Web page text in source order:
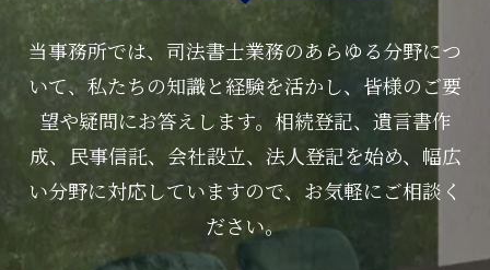
当事務所では、司法書士業務のあらゆる分野につ
いて、 私たちの知識と経験を活かし、皆様のご要
望や疑問にお答えします。 相続登記、遺言書作
成、民事信託、会社設立、法人登記を始め、 幅広
い分野に対応していますので、お気軽にご相談く
ださい。